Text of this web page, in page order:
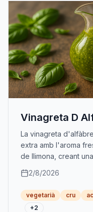
Vinagreta D
La vinagreta
extra amb l'aroma
de llimona, creant
amanir amanides i
2/8/2026
vegetarià cru
+2